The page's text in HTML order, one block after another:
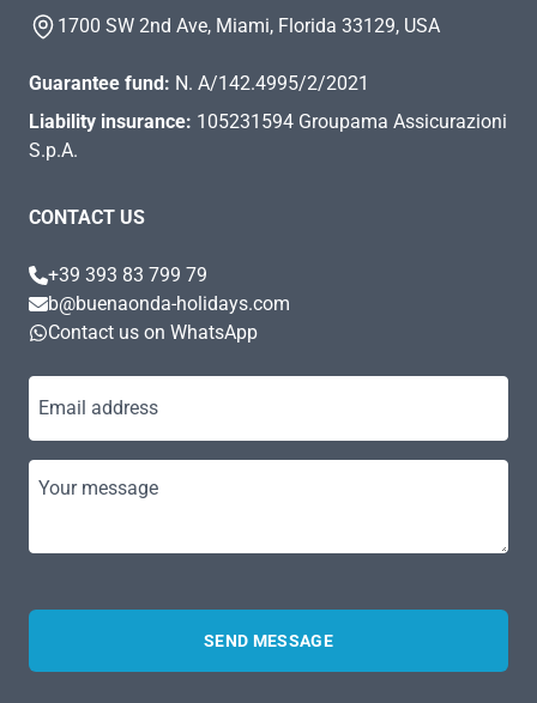
1700 SW 2nd Ave, Miami, Florida 33129, USA
Guarantee fund: N. A/142.4995/2/2021
Liability insurance: 105231594 Groupama Assicurazioni
S.p.A.
CONTACT US
+39 393 83 799 79
b@buenaonda-holidays.com
Contact us on WhatsApp
Email address
Your message
SEND MESSAGE